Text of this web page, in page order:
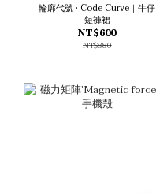
輪廓代號 • Code Curve｜牛仔
短褲裙
NT$600
NT$880